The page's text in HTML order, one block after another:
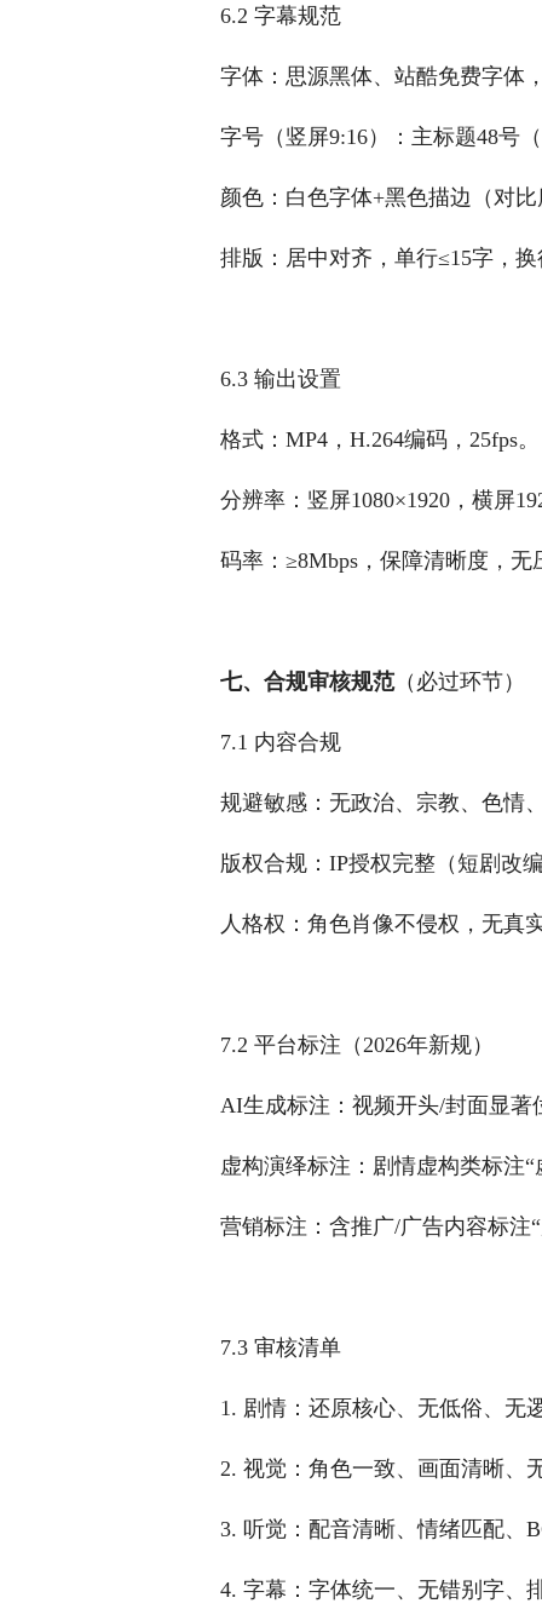
6.2 字幕规范
字体：思源黑体、站酷免费字体
字号（竖屏9:16）：主标题48号
颜色：白色字体+黑色描边（对
排版：居中对齐，单行≤15字，
6.3 输出设置
格式：MP4，H.264编码，25fps。
分辨率：竖屏1080×1920，横屏
码率：≥8Mbps，保障清晰度，无
七、合规审核规范（必过环节）
7.1 内容合规
规避敏感：无政治、宗教、色情
版权合规：IP授权完整（短剧改
人格权：角色肖像不侵权，无真
7.2 平台标注（2026年新规）
AI生成标注：视频开头/封面显著
虚构演绎标注：剧情虚构类标注
营销标注：含推广/广告内容标注
7.3 审核清单
1. 剧情：还原核心、无低俗、无
2. 视觉：角色一致、画面清晰、
3. 听觉：配音清晰、情绪匹配、
4. 字幕：字体统一、无错别字、